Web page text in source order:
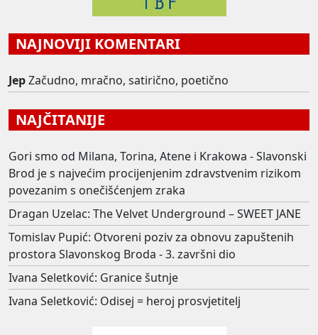
NAJNOVIJI KOMENTARI
JepZačudno, mračno, satirično, poetično
NAJČITANIJE
Gori smo od Milana, Torina, Atene i Krakowa - Slavonski
Brod je s najvećim procijenjenim zdravstvenim rizikom
povezanim s onečišćenjem zraka
Dragan Uzelac: The Velvet Underground – SWEET JANE
Tomislav Pupić: Otvoreni poziv za obnovu zapuštenih
prostora Slavonskog Broda - 3. završni dio
Ivana Seletković: Granice šutnje
Ivana Seletković: Odisej = heroj prosvjetitelj